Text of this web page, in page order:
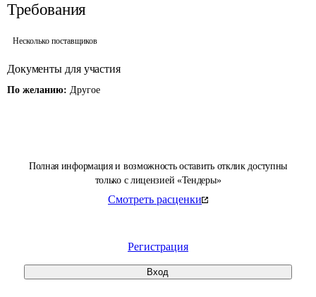
Полная информация и возможность оставить отклик доступны
только с лицензией «Тендеры»
Смотреть расценки
Регистрация
Вход
Требования
Несколько поставщиков
Документы для участия
По желанию: Другое